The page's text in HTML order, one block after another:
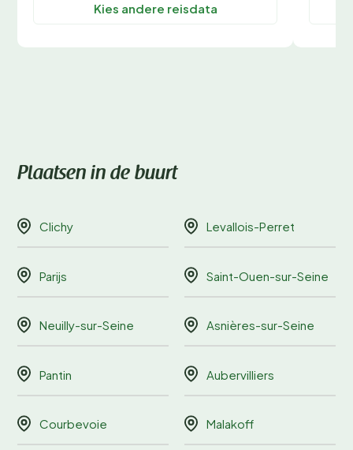
Kies andere reisdata
Plaatsen in de buurt
Clichy Levallois-Perret
Parijs Saint-Ouen-sur-Seine
Neuilly-sur-Seine Asnières-sur-Seine
Pantin Aubervilliers
Courbevoie Malakoff